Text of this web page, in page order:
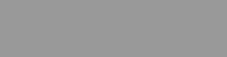
Введение 35-дневного отпуска